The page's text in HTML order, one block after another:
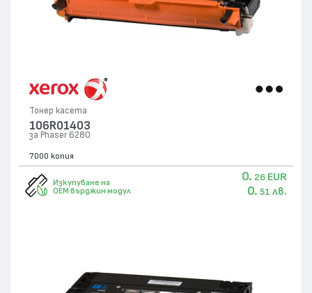
Тонер касета
106R01403
за Phaser 6280
7000 копия
Изкупуване на
OEM върджин модул
0. 26 EUR
0. 51 лв.